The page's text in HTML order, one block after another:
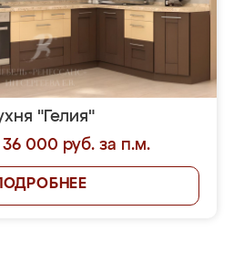
"Гелия"
000 руб. за п.м.